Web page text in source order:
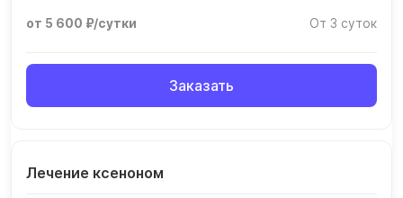
от 5 600 ₽/сутки От 3 суток
Заказать
Лечение ксеноном